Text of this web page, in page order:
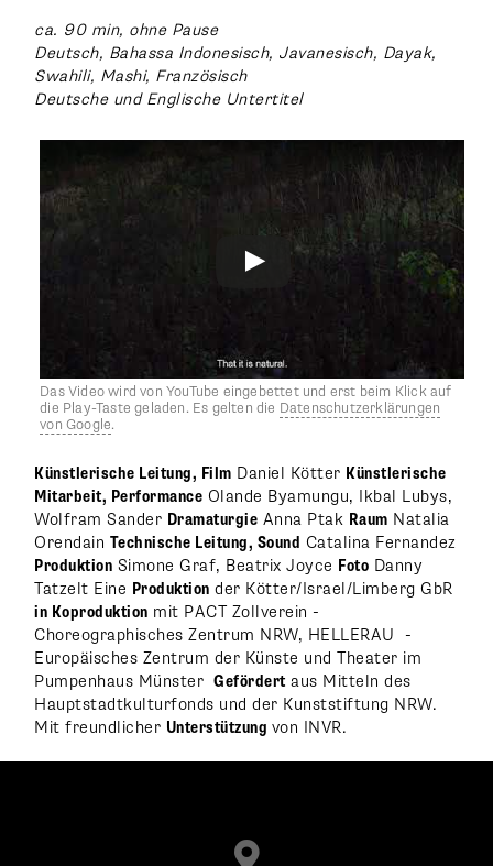
ca. 90 min, ohne Pause
Deutsch, Bahassa Indonesisch, Javanesisch, Dayak,
Swahili, Mashi, Französisch
Deutsche und Englische Untertitel
Das Video wird von YouTube eingebettet und erst beim Klick auf
die Play-Taste geladen. Es gelten die Datenschutzerklärungen
von Google.
Künstlerische Leitung, Film Daniel Kötter Künstlerische
Mitarbeit, Performance Olande Byamungu, Ikbal Lubys,
Wolfram Sander Dramaturgie Anna Ptak Raum Natalia
Orendain Technische Leitung, Sound Catalina Fernandez
Produktion Simone Graf, Beatrix Joyce Foto Danny
Tatzelt Eine Produktion der Kötter/Israel/Limberg GbR
in Koproduktion mit PACT Zollverein -
Choreographisches Zentrum NRW, HELLERAU -
Europäisches Zentrum der Künste und Theater im
Pumpenhaus MünsterGefördert aus Mitteln des
Hauptstadtkulturfonds und der Kunststiftung NRW.
Mit freundlicher Unterstützung von INVR.
